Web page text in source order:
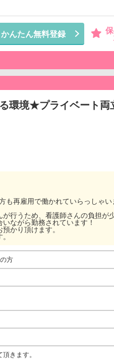
かんたん無料登録
る環境★プライベート
再雇用で働かれていらっしゃい
行うため、看護師さんの負担が
ながら勤務されています！
かり頂けます。
方
きます。